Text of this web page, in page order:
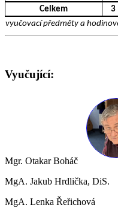
Celkem
3
vyučovací předměty a
Vyučující:
Mgr. Otakar Boháč
MgA. Jakub Hrdlička, DiS.
MgA. Lenka Řeřichová